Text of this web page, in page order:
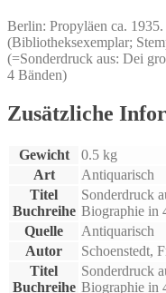
Berlin: Propyläen ca.
(Bibliotheksexemplar;
(=Sonderdruck aus: Dei
4 Bänden)
Zusätzliche
Gewicht
0.5 kg
Art
Antiquarisch
Titel
Buchreihe
Sonderdruck
Biographie in
Quelle
Antiquarisch
Autor
Schoenstedt,
Titel
Buchreihe
Sonderdruck
Biographie in